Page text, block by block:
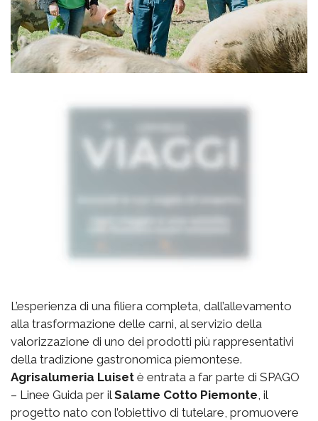
L’esperienza di una filiera completa, dall’allevamento
alla trasformazione delle carni, al servizio della
valorizzazione di uno dei prodotti più rappresentativi
della tradizione gastronomica piemontese.
Agrisalumeria Luiset è entrata a far parte di SPAGO
– Linee Guida per ilSalame Cotto Piemonte, il
progetto nato con l’obiettivo di tutelare, promuovere